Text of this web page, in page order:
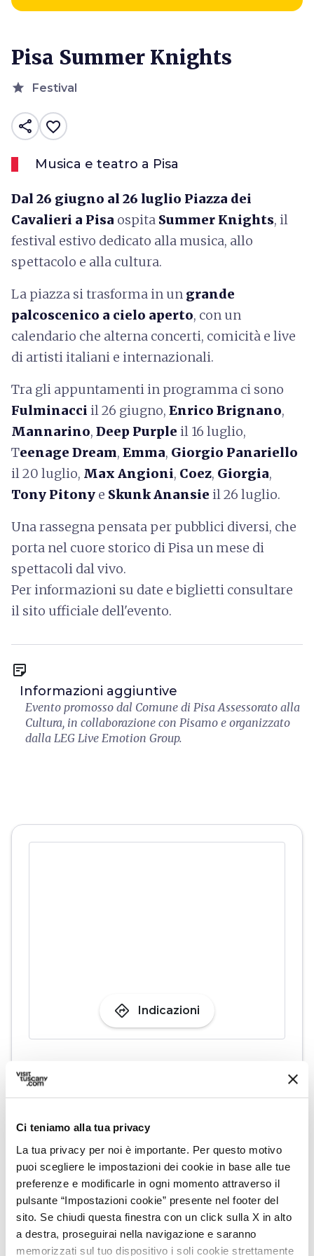
Ci teniamo alla tua privacy
La tua privacy per noi è importante. Per questo motivo
puoi scegliere le impostazioni dei cookie in base alle tue
preferenze e modificarle in ogni momento attraverso il
pulsante “Impostazioni cookie” presente nel footer del
sito. Se chiudi questa finestra con un click sulla X in alto
a destra, proseguirai nella navigazione e saranno
memorizzati sul tuo dispositivo i soli cookie strettamente
Pisa Summer Knights
star Festival
share favorite_border
Musica e teatro a Pisa
Dal 26 giugno al 26 luglio Piazza dei
Cavalieri a Pisa ospita Summer Knights, il
festival estivo dedicato alla musica, allo
spettacolo e alla cultura.
La piazza si trasforma in un grande
palcoscenico a cielo aperto, con un
calendario che alterna concerti, comicità e live
di artisti italiani e internazionali.
Tra gli appuntamenti in programma ci sono
Fulminacci il 26 giugno, Enrico Brignano,
Mannarino, Deep Purple il 16 luglio,
Teenage Dream, Emma, Giorgio Panariello
il 20 luglio, Max Angioni, Coez, Giorgia,
Tony Pitony e Skunk Anansie il 26 luglio.
Una rassegna pensata per pubblici diversi, che
porta nel cuore storico di Pisa un mese di
spettacoli dal vivo.
Per informazioni su date e biglietti consultare
il sito ufficiale dell'evento.
sticky_note_2
Informazioni aggiuntive
Evento promosso dal Comune di Pisa Assessorato alla
Cultura, in collaborazione con Pisamo e organizzato
dalla LEG Live Emotion Group.
directions Indicazioni
Informazioni
home Dove
Dal 26 giugno 2026 al 26 luglio 2026
Lunedì, Martedì,Mercoledì,Giovedì,
Venerdì,Sabato,Domenica
dalle21:00alle00:00
email Email
live@legsrl.net open_in_new